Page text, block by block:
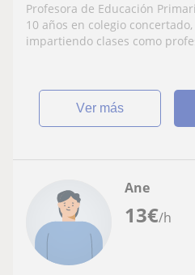
Profesora de Educación
10 años en colegio
impartiendo clases como
ver más
13€/h
Ane